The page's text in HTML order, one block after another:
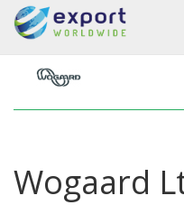
Wogaard